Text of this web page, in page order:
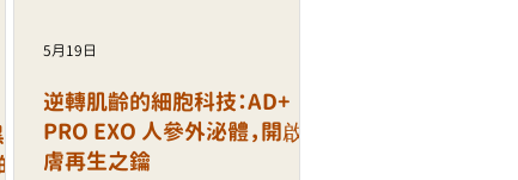
逆轉肌齡的細胞科技：AD+
PRO EXO 人參外泌體，開啟肌
膚再生之鑰
5月19日